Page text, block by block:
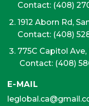
Contact: (408)
1912 Aborn Rd,
Contact: (408)
775C Capitol
Contact: (408)
E-MAIL